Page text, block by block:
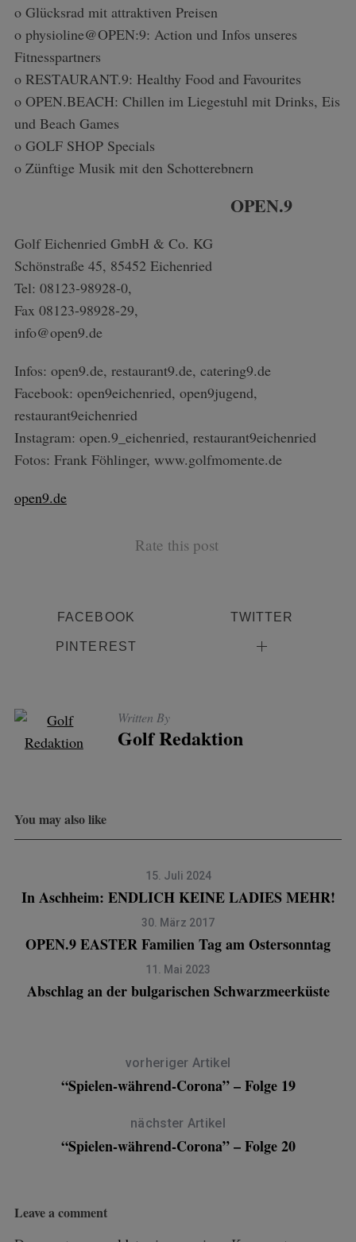
o Glücksrad mit attraktiven Preisen
o physioline@OPEN:9: Action und Infos unseres
Fitnesspartners
o RESTAURANT.9: Healthy Food and Favourites
o OPEN.BEACH: Chillen im Liegestuhl mit Drinks, Eis
und Beach Games
o GOLF SHOP Specials
o Zünftige Musik mit den Schotterebnern
OPEN.9
Golf Eichenried GmbH & Co. KG
Schönstraße 45, 85452 Eichenried
Tel: 08123-98928-0,
Fax 08123-98928-29,
info@open9.de
Infos: open9.de, restaurant9.de, catering9.de
Facebook: open9eichenried, open9jugend,
restaurant9eichenried
Instagram: open.9_eichenried, restaurant9eichenried
Fotos: Frank Föhlinger, www.golfmomente.de
open9.de
Rate this post
FACEBOOK TWITTER
PINTEREST
Written By
Golf Redaktion
You may also like
15. Juli 2024
In Aschheim: ENDLICH KEINE LADIES MEHR!
30. März 2017
OPEN.9 EASTER Familien Tag am Ostersonntag
11. Mai 2023
Abschlag an der bulgarischen Schwarzmeerküste
vorheriger Artikel
“Spielen-während-Corona” – Folge 19
nächster Artikel
“Spielen-während-Corona” – Folge 20
Leave a comment